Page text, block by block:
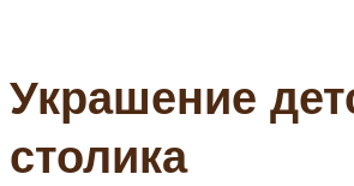
Украшение
столика